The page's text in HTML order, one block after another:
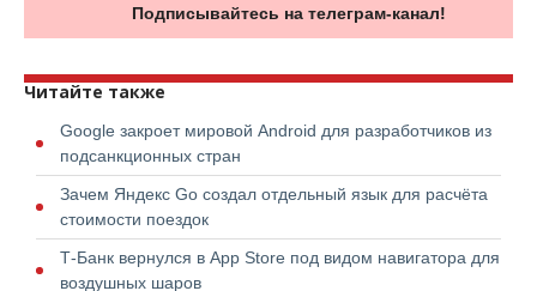
Подписывайтесь на телеграм-канал!
Читайте также
Google закроет мировой Android для разработчиков из
подсанкционных стран
Зачем Яндекс Go создал отдельный язык для расчёта
стоимости поездок
Т-Банк вернулся в App Store под видом навигатора для
воздушных шаров